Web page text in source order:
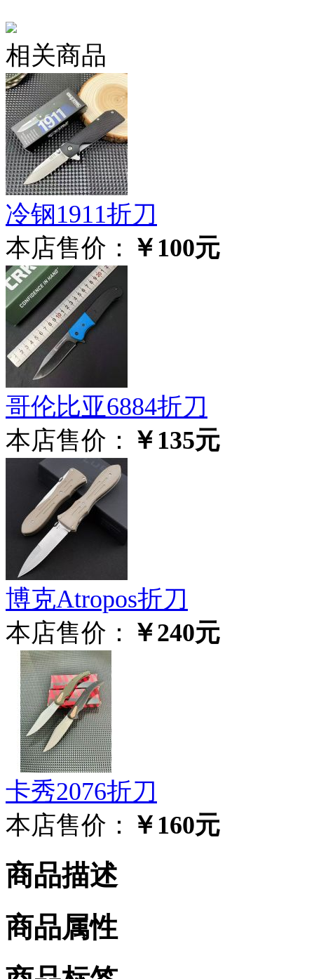
相关商品
冷钢1911折刀
本店售价： ￥100元
哥伦比亚6884折刀
本店售价： ￥135元
博克Atropos折刀
本店售价： ￥240元
卡秀2076折刀
本店售价： ￥160元
商品描述
商品属性